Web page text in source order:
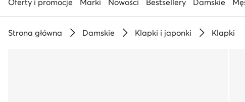
Oferty i promocje Marki Nowości Bestsellery Damskie
Strona główna Damskie Klapki i japonki Klapki